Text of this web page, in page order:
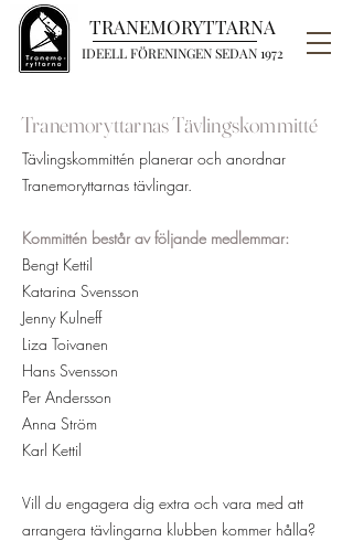
TRANEMORYTTARNA
IDEELL FÖRENINGEN SEDAN 1972
TranemoryttarnasTävlingskommitté
Tävlingskommittén planerar och anordnar
Tranemoryttarnas tävlingar.
Kommittén består av följande medlemmar:
Bengt Kettil
Katarina Svensson
Jenny Kulneff
Liza Toivanen
Hans Svensson
Per Andersson
Anna Ström
Karl Kettil
Vill du engagera dig extra och vara med att
arrangera tävlingarna klubben kommer hålla?